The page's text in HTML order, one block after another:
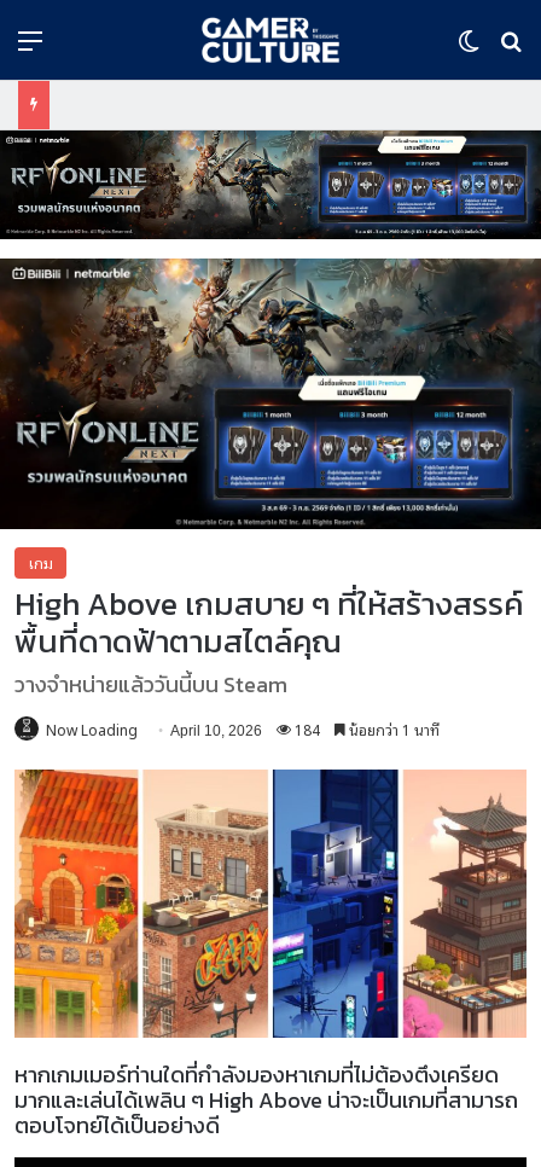
Menu
เกม
High Above เกมสบาย ๆ ที่ให้สร้างสรรค์
พื้นที่ดาดฟ้าตามสไตล์คุณ
วางจำหน่ายแล้ววันนี้บน Steam
Now Loading April 10, 2026 184 น้อยกว่า 1 นาที
หากเกมเมอร์ท่านใดที่กำลังมองหาเกมที่ไม่ต้องตึงเครียด
มากและเล่นได้เพลิน ๆ High Above น่าจะเป็นเกมที่สามารถ
ตอบโจทย์ได้เป็นอย่างดี